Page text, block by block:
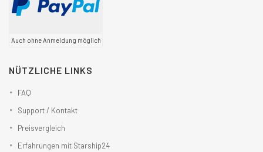
Auch ohne Anmeldung möglich
NÜTZLICHE LINKS
FAQ
Support / Kontakt
Preisvergleich
Erfahrungen mit Starship24